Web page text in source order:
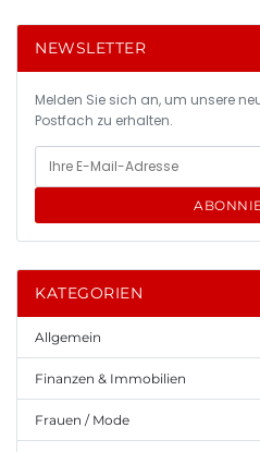
NEWSLETTER
Melden Sie sich an, um unsere
Postfach zu erhalten.
KATEGORIEN
Allgemein
Finanzen & Immobilien
Frauen / Mode